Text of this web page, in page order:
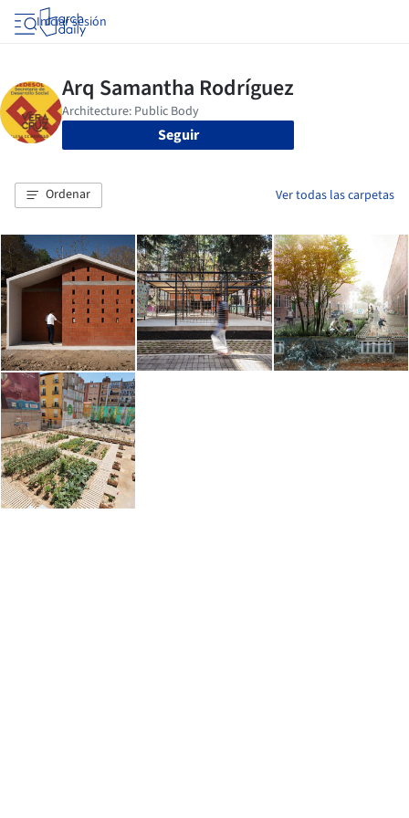
Iniciar sesión
Seguir
Ordenar Ver todas las carpetas